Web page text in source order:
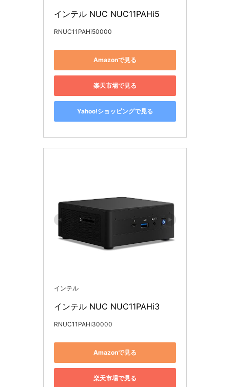
インテル NUC NUC11PAHi5
RNUC11PAHi50000
Amazonで見る
楽天市場で見る
Yahoo!ショッピングで見る
インテル
インテル NUC NUC11PAHi3
RNUC11PAHi30000
Amazonで見る
楽天市場で見る